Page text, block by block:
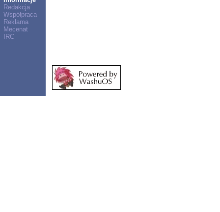
Redakcja
Współpraca
Reklama
Mecenat
IRC